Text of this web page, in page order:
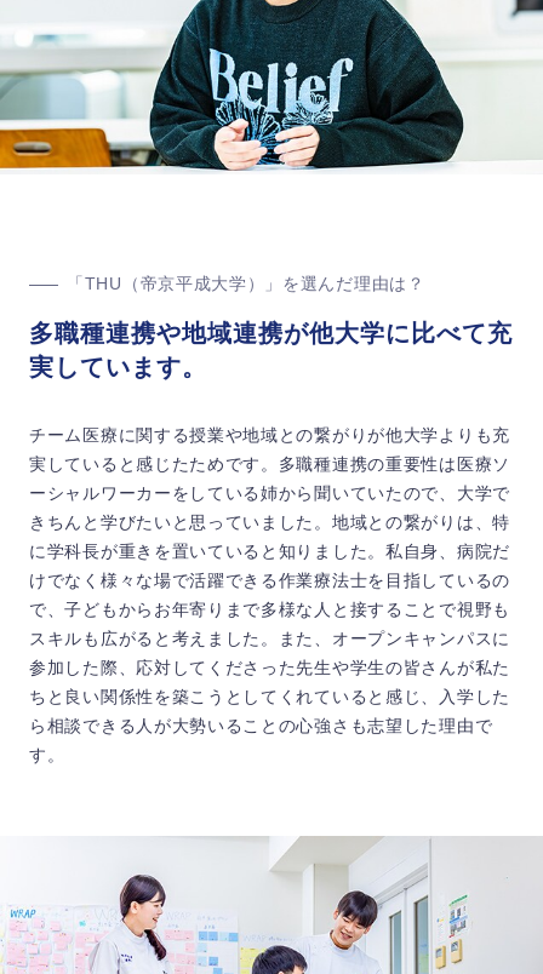
「THU（帝京平成大学）」を選んだ理由は？
多職種連携や地域連携が他大学に比べて充
実しています。
チーム医療に関する授業や地域との繋がりが他大学よりも充
実していると感じたためです。多職種連携の重要性は医療ソ
ーシャルワーカーをしている姉から聞いていたので、大学で
きちんと学びたいと思っていました。地域との繋がりは、特
に学科長が重きを置いていると知りました。私自身、病院だ
けでなく様々な場で活躍できる作業療法士を目指しているの
で、子どもからお年寄りまで多様な人と接することで視野も
スキルも広がると考えました。また、オープンキャンパスに
参加した際、応対してくださった先生や学生の皆さんが私た
ちと良い関係性を築こうとしてくれていると感じ、入学した
ら相談できる人が大勢いることの心強さも志望した理由で
す。